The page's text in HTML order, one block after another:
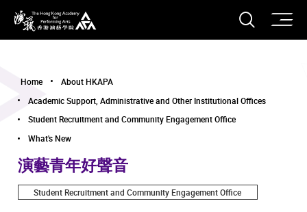
The Hong Kong Academy for Performing Arts
Open
Home
About HKAPA
Academic Support, Administrative and Other Institutional Offices
Student Recruitment and Community Engagement Office
What's New
演藝青年好聲音
Student Recruitment and Community Engagement Office